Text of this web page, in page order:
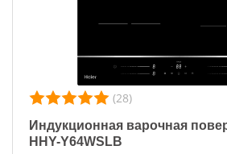
(28)
Индукционная варочная
HHY-Y64WSLB